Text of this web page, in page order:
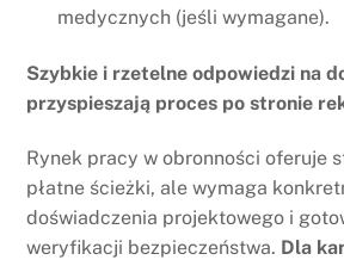
medycznych (jeśli wymagane).
Szybkie i rzetelne odpowiedzi na
przyspieszają proces po stronie
Rynek pracy w obronności oferuje
płatne ścieżki, ale wymaga
doświadczenia projektowego i
weryfikacji bezpieczeństwa. Dla